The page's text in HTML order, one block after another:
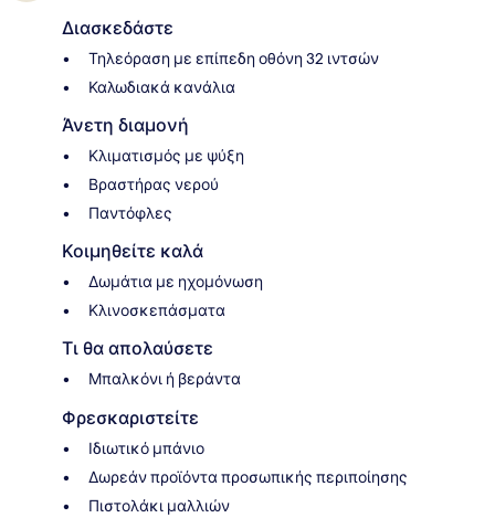
Διασκεδάστε
Τηλεόραση με επίπεδη οθόνη 32 ιντσών
Καλωδιακά κανάλια
Άνετη διαμονή
Κλιματισμός με ψύξη
Βραστήρας νερού
Παντόφλες
Κοιμηθείτε καλά
Δωμάτια με ηχομόνωση
Κλινοσκεπάσματα
Τι θα απολαύσετε
Μπαλκόνι ή βεράντα
Φρεσκαριστείτε
Ιδιωτικό μπάνιο
Δωρεάν προϊόντα προσωπικής περιποίησης
Πιστολάκι μαλλιών